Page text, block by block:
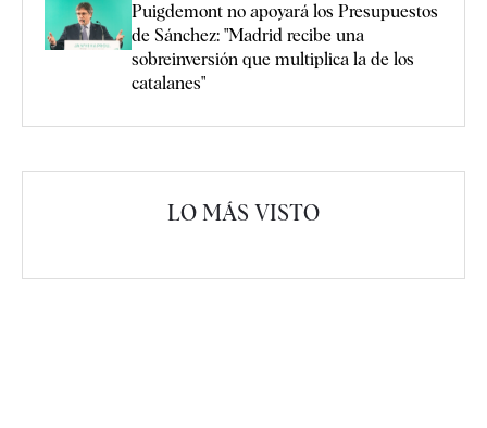
Puigdemont no apoyará los Presupuestos
de Sánchez: "Madrid recibe una
sobreinversión que multiplica la de los
catalanes"
LO MÁS VISTO